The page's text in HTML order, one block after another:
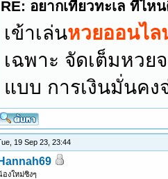
RE: อยากเที่ยวทะเล ที่ไห
เข้าเล่นหวยออนไล
เฉพาะ จัดเต็มหว
แบบ การเงินมั่นค
19 Sep 23, 23:44
Hannah69
องใหม่ซิงๆ